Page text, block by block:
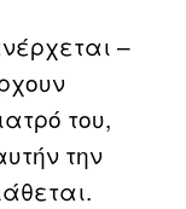
–
του,
την